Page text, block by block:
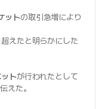
ットの取引急増により
えたと明らかにした
トが行われたとして
えた。